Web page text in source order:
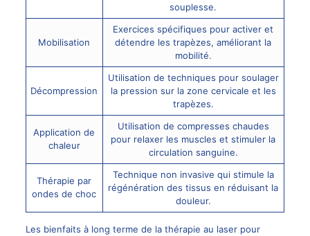
souplesse.
Mobilisation
Exercices spécifiques pour activer et
détendre les trapèzes, améliorant la
mobilité.
Décompression
Utilisation de techniques pour soulager
la pression sur la zone cervicale et les
trapèzes.
Application de
chaleur
Utilisation de compresses chaudes
pour relaxer les muscles et stimuler la
circulation sanguine.
Thérapie par
ondes de choc
Technique non invasive qui stimule la
régénération des tissus en réduisant la
douleur.
Les bienfaits à long terme de la thérapie au laser pour